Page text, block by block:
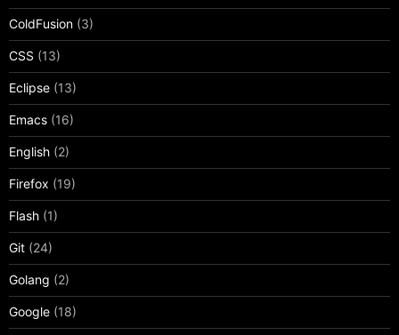
ColdFusion (3)
CSS (13)
Eclipse (13)
Emacs (16)
English (2)
Firefox (19)
Flash (1)
Git (24)
Golang (2)
Google (18)